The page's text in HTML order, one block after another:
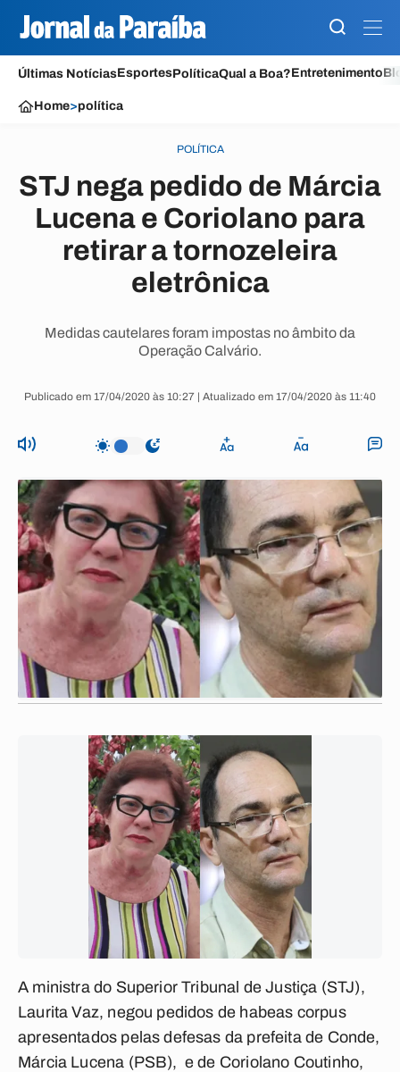
Últimas NotíciasEsportesPolíticaQual a Boa?Entretenimento
Home>política
POLÍTICA
STJ nega pedido de Márcia
Lucena e Coriolano para
retirar a tornozeleira
eletrônica
Medidas cautelares foram impostas no âmbito da
Operação Calvário.
Publicado em 17/04/2020 às 10:27 | Atualizado em 17/04/2020 às 11:40
A ministra do Superior Tribunal de Justiça (STJ),
Laurita Vaz, negou pedidos de habeas corpus
apresentados pelas defesas da prefeita de Conde,
Márcia Lucena (PSB), e de Coriolano Coutinho,